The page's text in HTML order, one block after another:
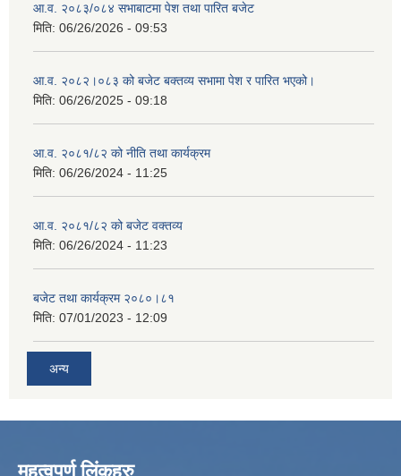
आ.व. २०८३/०८४ सभाबाटमा पेश तथा पारित बजेट
मिति: 06/26/2026 - 09:53
आ‍.व. २०८२।०८३ को बजेट बक्तव्य सभामा पेश र पारित भएको।
मिति: 06/26/2025 - 09:18
आ.व. २०८१/८२ को नीति तथा कार्यक्रम
मिति: 06/26/2024 - 11:25
आ.व. २०८१/८२ को बजेट वक्तव्य
मिति: 06/26/2024 - 11:23
बजेट तथा कार्यक्रम २०८०।८१
मिति: 07/01/2023 - 12:09
अन्य
महत्वपुर्ण लिंकहरु